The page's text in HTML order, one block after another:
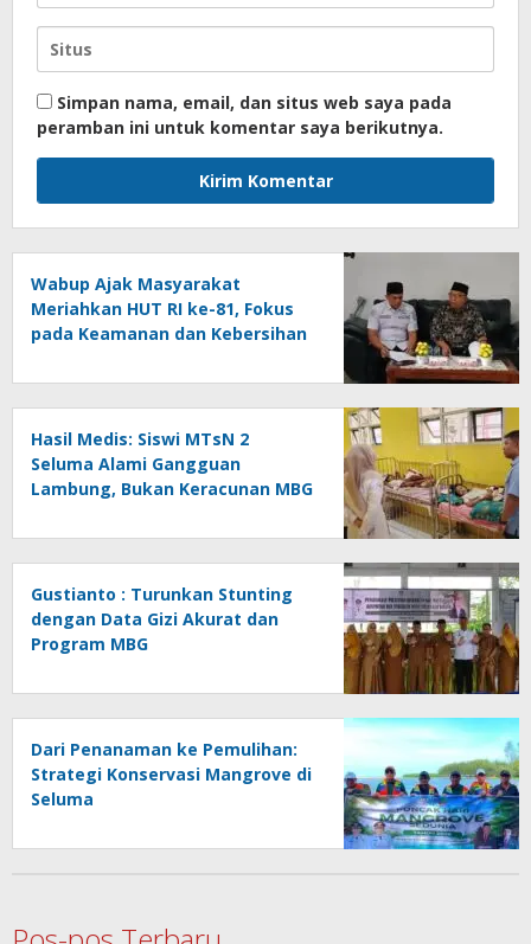
Simpan nama, email, dan situs web saya pada
peramban ini untuk komentar saya berikutnya.
Wabup Ajak Masyarakat
Meriahkan HUT RI ke-81, Fokus
pada Keamanan dan Kebersihan
Hasil Medis: Siswi MTsN 2
Seluma Alami Gangguan
Lambung, Bukan Keracunan MBG
Gustianto : Turunkan Stunting
dengan Data Gizi Akurat dan
Program MBG
Dari Penanaman ke Pemulihan:
Strategi Konservasi Mangrove di
Seluma